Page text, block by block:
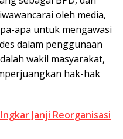
oleh media,
apa untuk mengawasi
dalam penggunaan
wakil masyarakat,
hak-hak
Janji Reorganisasi